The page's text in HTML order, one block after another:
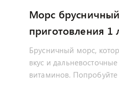
Морс
приготовления 1
Брусничный морс,
вкус и
витаминов.